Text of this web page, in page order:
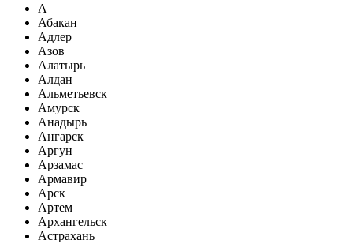
А
Абакан
Адлер
Азов
Алатырь
Алдан
Альметьевск
Амурск
Анадырь
Ангарск
Аргун
Арзамас
Армавир
Арск
Артем
Архангельск
Астрахань